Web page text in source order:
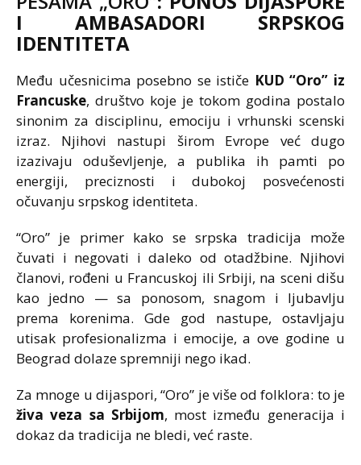
I AMBASADORI SRPSKOG
IDENTITETA
Među učesnicima posebno se ističe KUD “Oro” iz
Francuske, društvo koje je tokom godina postalo
sinonim za disciplinu, emociju i vrhunski scenski
izraz. Njihovi nastupi širom Evrope već dugo
izazivaju oduševljenje, a publika ih pamti po
energiji, preciznosti i dubokoj posvećenosti
očuvanju srpskog identiteta.
“Oro” je primer kako se srpska tradicija može
čuvati i negovati i daleko od otadžbine. Njihovi
članovi, rođeni u Francuskoj ili Srbiji, na sceni dišu
kao jedno — sa ponosom, snagom i ljubavlju
prema korenima. Gde god nastupe, ostavljaju
utisak profesionalizma i emocije, a ove godine u
Beograd dolaze spremniji nego ikad.
Za mnoge u dijaspori, “Oro” je više od folklora: to je
živa veza sa Srbijom, most između generacija i
dokaz da tradicija ne bledi, već raste.